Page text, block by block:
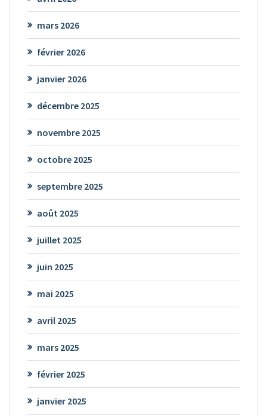
mars 2026
février 2026
janvier 2026
décembre 2025
novembre 2025
octobre 2025
septembre 2025
août 2025
juillet 2025
juin 2025
mai 2025
avril 2025
mars 2025
février 2025
janvier 2025